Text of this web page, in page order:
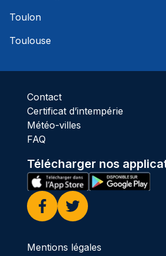
Toulon
Toulouse
Contact
Certificat d’intempérie
Météo-villes
FAQ
Télécharger nos
Facebook
Twitter
Mentions légales